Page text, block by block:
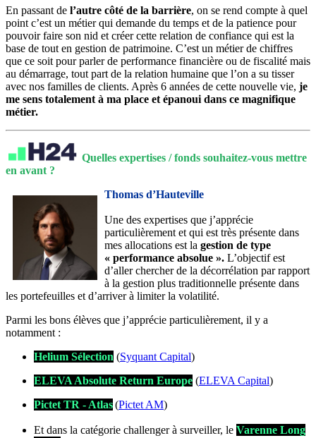
En passant de l’autre côté de la barrière, on se rend compte à quel
point c’est un métier qui demande du temps et de la patience pour
pouvoir faire son nid et créer cette relation de confiance qui est la
base de tout en gestion de patrimoine. C’est un métier de chiffres
que ce soit pour parler de performance financière ou de fiscalité mais
au démarrage, tout part de la relation humaine que l’on a su tisser
avec nos familles de clients. Après 6 années de cette nouvelle vie, je
me sens totalement à ma place et épanoui dans ce magnifique
métier.
Quelles expertises / fonds souhaitez-vous mettre
en avant ?
Thomas d’Hauteville
Une des expertises que j’apprécie
particulièrement et qui est très présente dans
mes allocations est la gestion de type
« performance absolue ». L’objectif est
d’aller chercher de la décorrélation par rapport
à la gestion plus traditionnelle présente dans
les portefeuilles et d’arriver à limiter la volatilité.
Parmi les bons élèves que j’apprécie particulièrement, il y a
notamment :
Helium Sélection (Syquant Capital)
ELEVA Absolute Return Europe (ELEVA Capital)
Pictet TR - Atlas(Pictet AM)
Et dans la catégorie challenger à surveiller, le Varenne Long